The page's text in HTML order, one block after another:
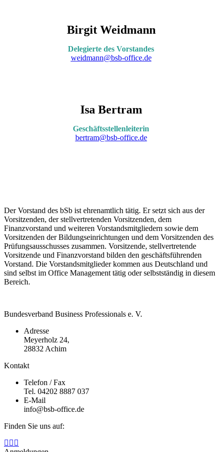
Birgit Weidmann
Delegierte des Vorstandes
weidmann@bsb-office.de
Isa Bertram
Geschäftsstellenleiterin
bertram@bsb-office.de
Der Vorstand des bSb ist ehrenamtlich tätig. Er setzt sich aus der
Vorsitzenden, der stellvertretenden Vorsitzenden, dem
Finanzvorstand und weiteren Vorstandsmitgliedern sowie dem
Vorsitzenden der Bildungseinrichtungen und dem Vorsitzenden des
Prüfungsausschusses zusammen. Vorsitzende, stellvertretende
Vorsitzende und Finanzvorstand bilden den geschäftsführenden
Vorstand. Die Vorstandsmitglieder kommen aus Deutschland und
sind selbst im Office Management tätig oder selbstständig in diesem
Bereich.
Bundesverband Business Professionals e. V.
Adresse
Meyerholz 24,
28832 Achim
Kontakt
Telefon / Fax
Tel. 04202 8887 037
E-Mail
info@bsb-office.de
Finden Sie uns auf:
Facebook
Linkedin